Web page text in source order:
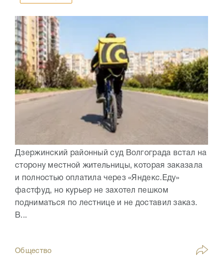
Дзержинский районный суд Волгограда встал на
сторону местной жительницы, которая заказала
и полностью оплатила через «Яндекс.Еду»
фастфуд, но курьер не захотел пешком
подниматься по лестнице и не доставил заказ.
В...
Общество